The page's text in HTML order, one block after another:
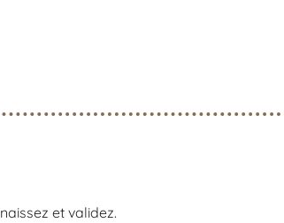
et validez.